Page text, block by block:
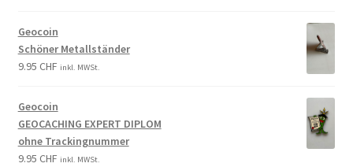
Geocoin
Schöner Metallständer
9.95 CHF inkl. MWSt.
Geocoin
GEOCACHING EXPERT DIPLOM
ohne Trackingnummer
9.95 CHF inkl. MWSt.